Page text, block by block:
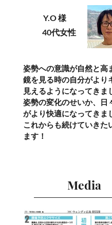
Y.O 様
40代女性
姿勢への意識が自然と高
鏡を見る時の自分がより
見えるようになってきま
姿勢の変化のせいか、日
がより快適になってきま
これからも続けていきた
ます！
Media